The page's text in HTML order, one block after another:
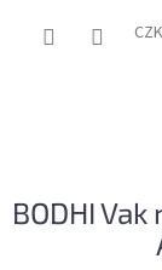
CZK
BODHI